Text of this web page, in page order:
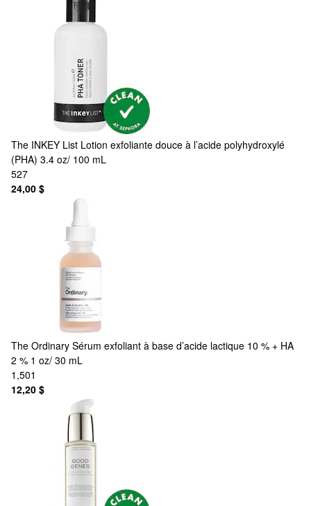
The INKEY List Lotion exfoliante douce à l’acide polyhydroxylé
(PHA) 3.4 oz/ 100 mL
527
24,00 $
The Ordinary Sérum exfoliant à base d’acide lactique 10 % + HA
2 % 1 oz/ 30 mL
1,501
12,20 $